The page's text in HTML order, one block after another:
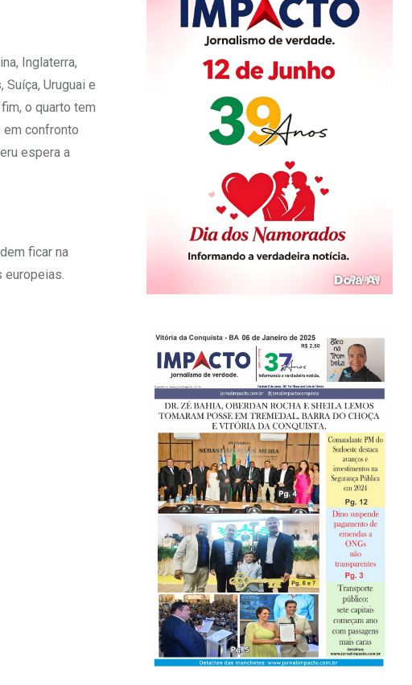
Inglaterra,
Suíça, Uruguai e
o quarto tem
em confronto
espera a
ficar na
europeias.